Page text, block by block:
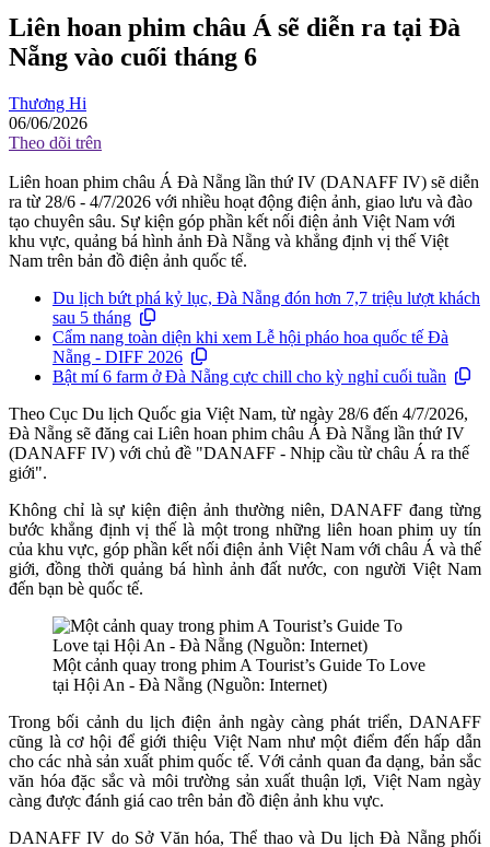
Liên hoan phim châu Á sẽ diễn ra tại Đà
Nẵng vào cuối tháng 6
Thương Hi
06/06/2026
Theo dõi trên
Liên hoan phim châu Á Đà Nẵng lần thứ IV (DANAFF IV) sẽ diễn
ra từ 28/6 - 4/7/2026 với nhiều hoạt động điện ảnh, giao lưu và đào
tạo chuyên sâu. Sự kiện góp phần kết nối điện ảnh Việt Nam với
khu vực, quảng bá hình ảnh Đà Nẵng và khẳng định vị thế Việt
Nam trên bản đồ điện ảnh quốc tế.
Du lịch bứt phá kỷ lục, Đà Nẵng đón hơn 7,7 triệu lượt khách
sau 5 tháng
Cẩm nang toàn diện khi xem Lễ hội pháo hoa quốc tế Đà
Nẵng - DIFF 2026
Bật mí 6 farm ở Đà Nẵng cực chill cho kỳ nghỉ cuối tuần
Theo Cục Du lịch Quốc gia Việt Nam, từ ngày 28/6 đến 4/7/2026,
Đà Nẵng sẽ đăng cai Liên hoan phim châu Á Đà Nẵng lần thứ IV
(DANAFF IV) với chủ đề "DANAFF - Nhịp cầu từ châu Á ra thế
giới".
Không chỉ là sự kiện điện ảnh thường niên, DANAFF đang từng
bước khẳng định vị thế là một trong những liên hoan phim uy tín
của khu vực, góp phần kết nối điện ảnh Việt Nam với châu Á và thế
giới, đồng thời quảng bá hình ảnh đất nước, con người Việt Nam
đến bạn bè quốc tế.
Một cảnh quay trong phim A Tourist’s Guide To Love
tại Hội An - Đà Nẵng (Nguồn: Internet)
Trong bối cảnh du lịch điện ảnh ngày càng phát triển, DANAFF
cũng là cơ hội để giới thiệu Việt Nam như một điểm đến hấp dẫn
cho các nhà sản xuất phim quốc tế. Với cảnh quan đa dạng, bản sắc
văn hóa đặc sắc và môi trường sản xuất thuận lợi, Việt Nam ngày
càng được đánh giá cao trên bản đồ điện ảnh khu vực.
DANAFF IV do Sở Văn hóa, Thể thao và Du lịch Đà Nẵng phối